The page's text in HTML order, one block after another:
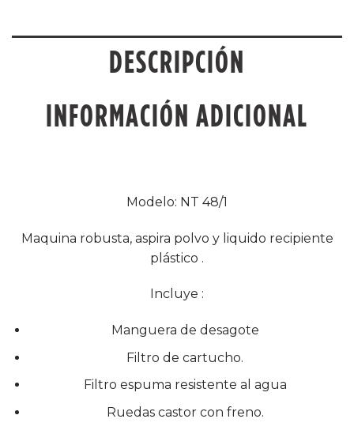
DESCRIPCIÓN
INFORMACIÓN ADICIONAL
Modelo: NT 48/1
Maquina robusta, aspira polvo y liquido recipiente
plástico .
Incluye :
Manguera de desagote
Filtro de cartucho.
Filtro espuma resistente al agua
Ruedas castor con freno.